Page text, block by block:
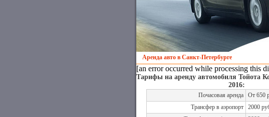
Аренда авто в Санкт-Петербурге
[an error occurred while processing this
Тарифы на аренду автомобиля Тойота
2016:
Почасовая аренда
От 650
Трансфер в аэропорт
2000